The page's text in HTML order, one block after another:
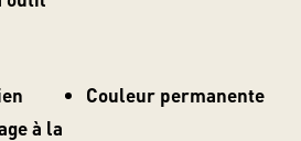
à la
Couleur permanente